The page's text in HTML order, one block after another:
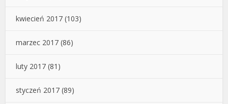
kwiecień 2017 (103)
marzec 2017 (86)
luty 2017 (81)
styczeń 2017 (89)